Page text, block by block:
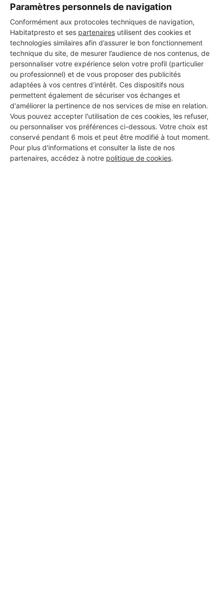
Paramètres personnels de navigation
Conformément aux protocoles techniques de navigation,
Habitatpresto et ses partenaires utilisent des cookies et
technologies similaires afin d’assurer le bon fonctionnement
technique du site, de mesurer l’audience de nos contenus, de
personnaliser votre expérience selon votre profil (particulier
ou professionnel) et de vous proposer des publicités
adaptées à vos centres d’intérêt. Ces dispositifs nous
permettent également de sécuriser vos échanges et
d'améliorer la pertinence de nos services de mise en relation.
Vous pouvez accepter l'utilisation de ces cookies, les refuser,
ou personnaliser vos préférences ci-dessous. Votre choix est
conservé pendant 6 mois et peut être modifié à tout moment.
Pour plus d'informations et consulter la liste de nos
partenaires, accédez à notre politique de cookies.
16 ans d'expérience
Voir sa fiche
LE ROI SOLEIL
Meyzieu
6 ans d'expérience
Voir sa fiche